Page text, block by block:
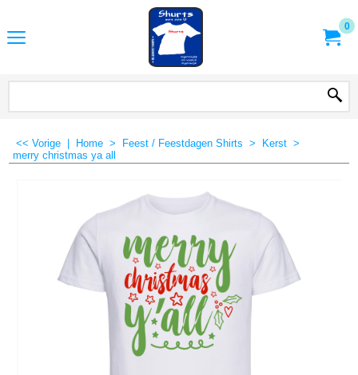
0
<< Vorige Home > Feest / Feestdagen Shirts > Kerst >
merry christmas ya all